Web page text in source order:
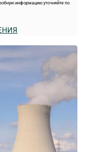
информацию уточняйте по